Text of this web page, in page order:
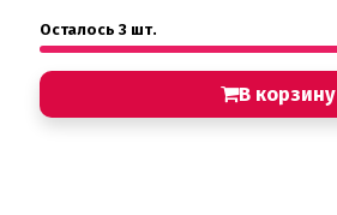
Осталось 3 шт.
В корзину